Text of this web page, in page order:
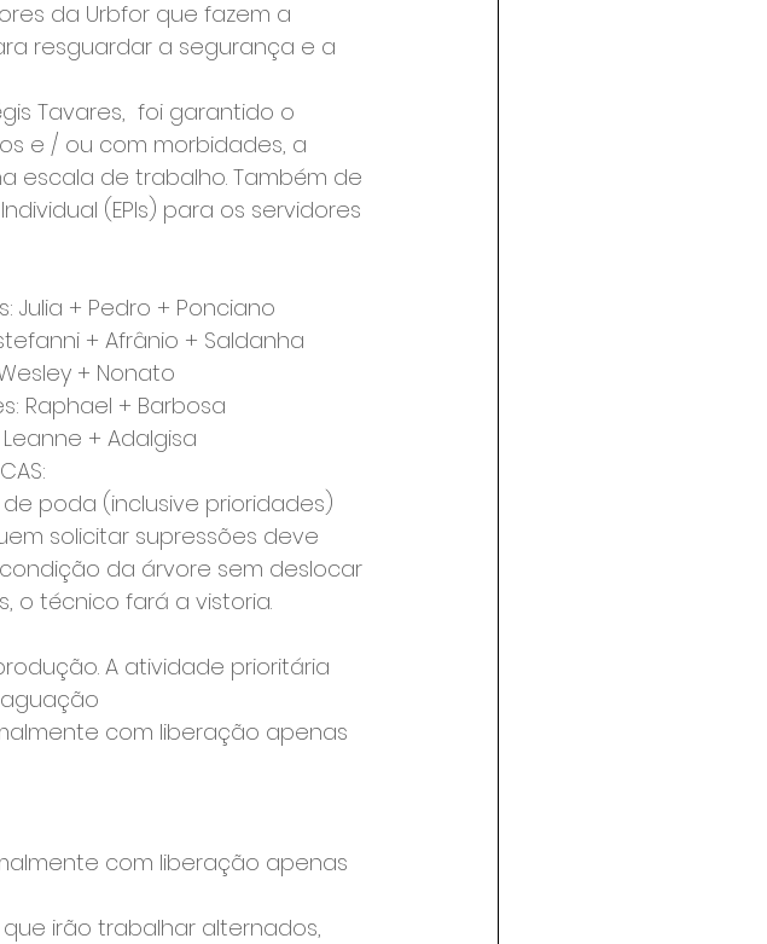
da Urbfor que fazem a
resguardar a segurança e a
Tavares,  foi garantido o
e / ou com morbidades, a
escala de trabalho. Também de
(EPIs) para os servidores
Julia + Pedro + Ponciano
+ Afrânio + Saldanha
+ Nonato
Raphael + Barbosa
+ Adalgisa
poda (inclusive prioridades)
solicitar supressões deve
da árvore sem deslocar
o técnico fará a vistoria.
A atividade prioritária
com liberação apenas
com liberação apenas
irão trabalhar alternados,